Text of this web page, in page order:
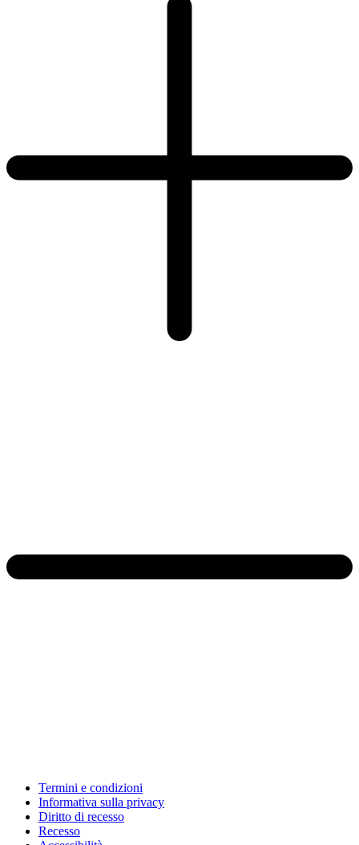
Termini e condizioni
Informativa sulla privacy
Diritto di recesso
Recesso